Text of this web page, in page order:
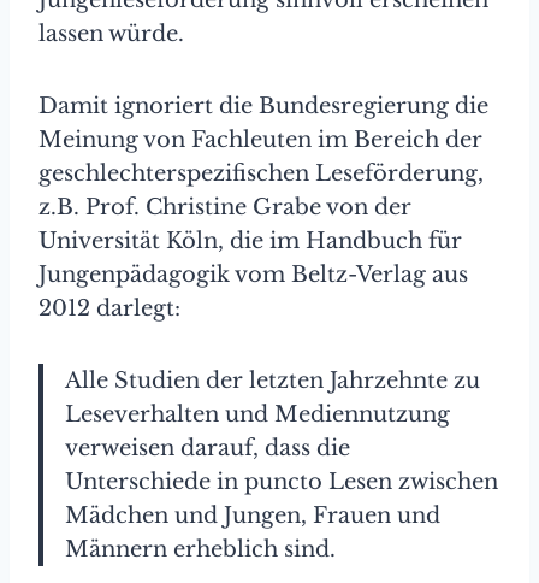
lassen würde.
Damit ignoriert die Bundesregierung die
Meinung von Fachleuten im Bereich der
geschlechterspezifischen Leseförderung,
z.B. Prof. Christine Grabe von der
Universität Köln, die im Handbuch für
Jungenpädagogik vom Beltz-Verlag aus
2012 darlegt:
Alle Studien der letzten Jahrzehnte zu
Leseverhalten und Mediennutzung
verweisen darauf, dass die
Unterschiede in puncto Lesen zwischen
Mädchen und Jungen, Frauen und
Männern erheblich sind.